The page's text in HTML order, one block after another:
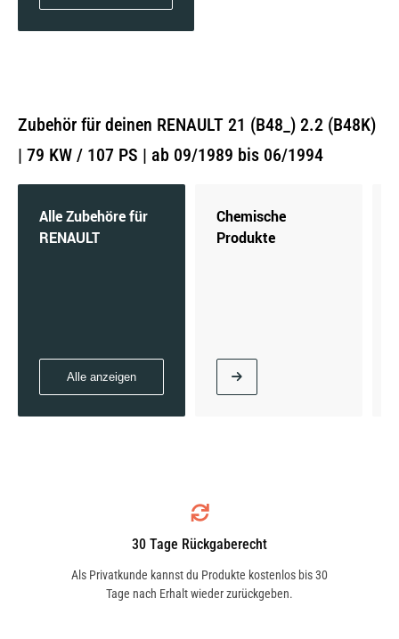
Zubehör für deinen RENAULT 21 (B48_) 2.2 (B48K)
| 79 KW / 107 PS | ab 09/1989 bis 06/1994
Alle Zubehöre für
RENAULT
Alle anzeigen
Chemische
Produkte
30 Tage Rückgaberecht
Als Privatkunde kannst du Produkte kostenlos bis 30
Tage nach Erhalt wieder zurückgeben.